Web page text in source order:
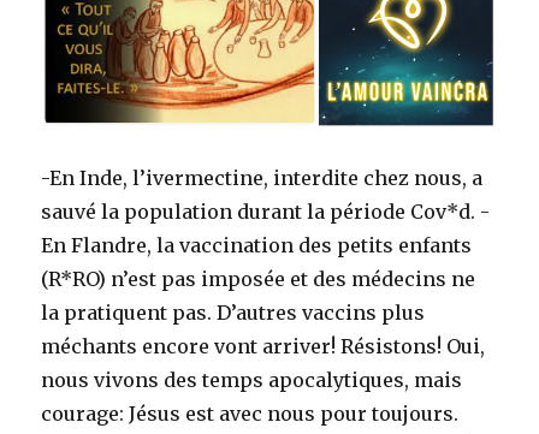
-En Inde, l’ivermectine, interdite chez nous, a
sauvé la population durant la période Cov*d. -
En Flandre, la vaccination des petits enfants
(R*RO) n’est pas imposée et des médecins ne
la pratiquent pas. D’autres vaccins plus
méchants encore vont arriver! Résistons! Oui,
nous vivons des temps apocalytiques, mais
courage: Jésus est avec nous pour toujours.